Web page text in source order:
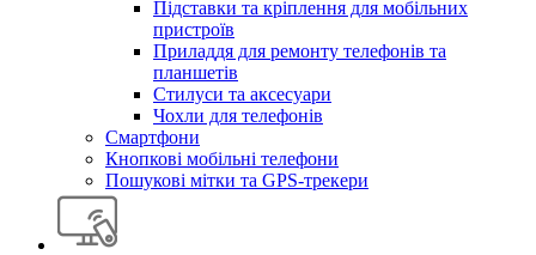
Підставки та кріплення для мобільних
пристроїв
Приладдя для ремонту телефонів та
планшетів
Стилуси та аксесуари
Чохли для телефонів
Смартфони
Кнопкові мобільні телефони
Пошукові мітки та GPS-трекери